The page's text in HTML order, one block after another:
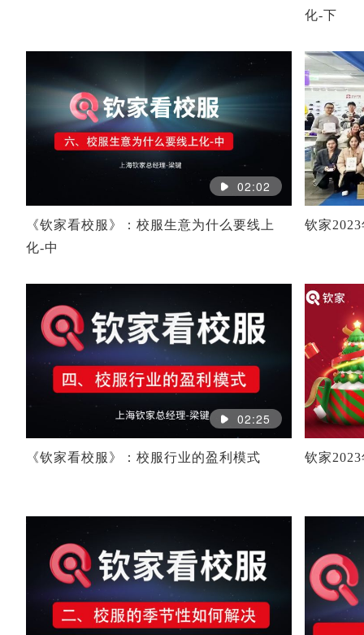
化-下
02:02
《钦家看校服》：校服生意为什么要线上
化-中
钦家
02:25
《钦家看校服》：校服行业的盈利模式 钦家